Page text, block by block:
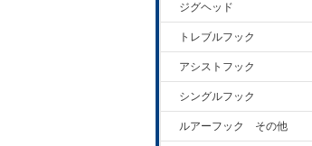
ジグヘッド
トレブルフック
アシストフック
シングルフック
ルアーフック その他